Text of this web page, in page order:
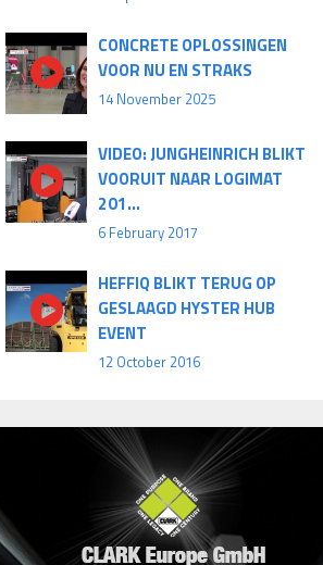
CONCRETE OPLOSSINGEN
VOOR NU EN STRAKS
14 November 2025
VIDEO: JUNGHEINRICH BLIKT
VOORUIT NAAR LOGIMAT
201...
6 February 2017
HEFFIQ BLIKT TERUG OP
GESLAAGD HYSTER HUB
EVENT
12 October 2016